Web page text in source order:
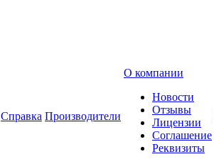
Справка Производители
О компании
Новости
Отзывы
Лицензии
Соглашение
Реквизиты